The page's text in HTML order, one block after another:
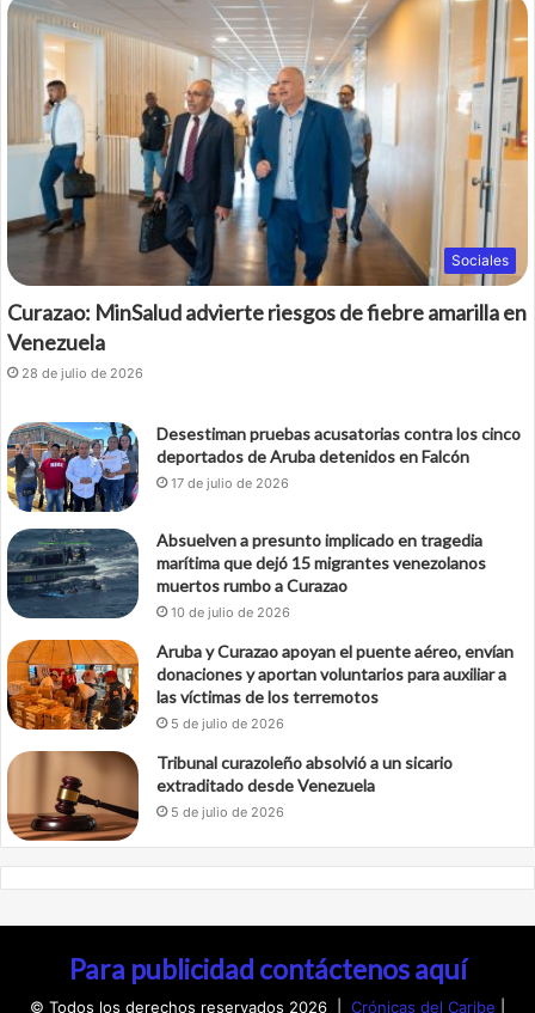
Sociales
Curazao: MinSalud advierte riesgos de fiebre amarilla en
Venezuela
28 de julio de 2026
Desestiman pruebas acusatorias contra los cinco
deportados de Aruba detenidos en Falcón
17 de julio de 2026
Absuelven a presunto implicado en tragedia
marítima que dejó 15 migrantes venezolanos
muertos rumbo a Curazao
10 de julio de 2026
Aruba y Curazao apoyan el puente aéreo, envían
donaciones y aportan voluntarios para auxiliar a
las víctimas de los terremotos
5 de julio de 2026
Tribunal curazoleño absolvió a un sicario
extraditado desde Venezuela
5 de julio de 2026
Para publicidad contáctenos aquí
© Todos los derechos reservados 2026 | Crónicas del Caribe